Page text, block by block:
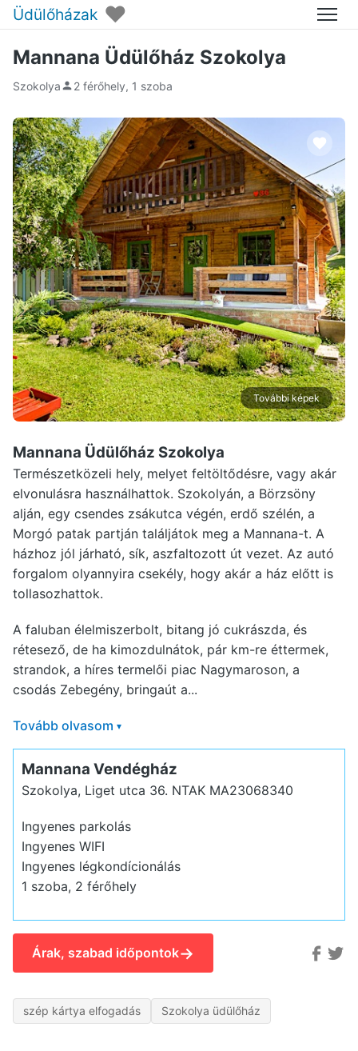
Üdülőházak ♥ Menü
Mannana Üdülőház Szokolya
Szokolya 2 férőhely, 1 szoba
További képek
Mannana Üdülőház Szokolya
Természetközeli hely, melyet feltöltődésre, vagy akár
elvonulásra használhattok. Szokolyán, a Börzsöny
alján, egy csendes zsákutca végén, erdő szélén, a
Morgó patak partján találjátok meg a Mannana-t. A
házhoz jól járható, sík, aszfaltozott út vezet. Az autó
forgalom olyannyira csekély, hogy akár a ház előtt is
tollasozhattok.
A faluban élelmiszerbolt, bitang jó cukrászda, és
rétesező, de ha kimozdulnátok, pár km-re éttermek,
strandok, a híres termelői piac Nagymaroson, a
csodás Zebegény, bringaút a...
Tovább olvasom ▾
Mannana Vendégház
Szokolya, Liget utca 36. NTAK MA23068340
Ingyenes parkolás
Ingyenes WIFI
Ingyenes légkondícionálás
1 szoba, 2 férőhely
Árak, szabad időpontok→
szép kártya elfogadás Szokolya üdülőház